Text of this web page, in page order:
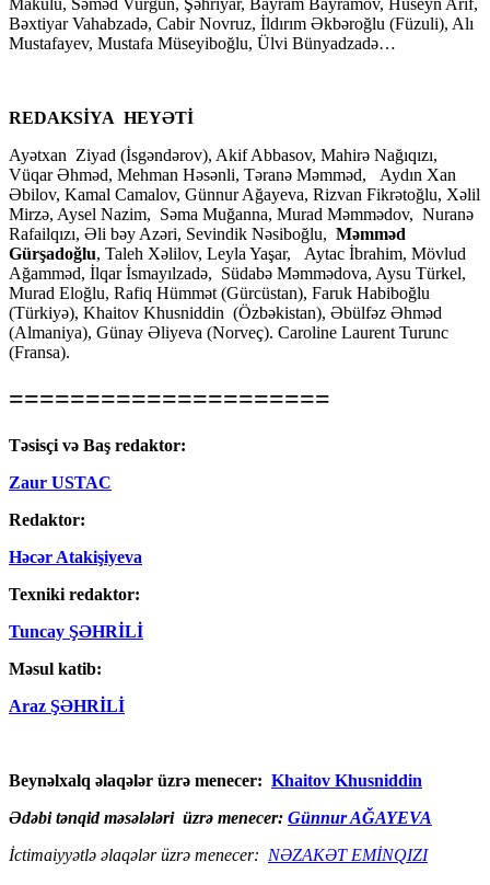
Makulu, Səməd Vurğun, Şəhriyar, Bayram Bayramov, Hüseyn Arif,
Bəxtiyar Vahabzadə, Cabir Novruz, İldırım Əkbəroğlu (Füzuli), Alı
Mustafayev, Mustafa Müseyiboğlu, Ülvi Bünyadzadə…
REDAKSİYA HEYƏTİ
Ayətxan Ziyad (İsgəndərov), Akif Abbasov, Mahirə Nağıqızı,
Vüqar Əhməd, Mehman Həsənli, Təranə Məmməd, Aydın Xan
Əbilov, Kamal Camalov, Günnur Ağayeva, Rizvan Fikrətoğlu, Xəlil
Mirzə, Aysel Nazim, Səma Muğanna, Murad Məmmədov, Nuranə
Rafailqızı, Əli bəy Azəri, Sevindik Nəsiboğlu, Məmməd
Gürşadoğlu, Taleh Xəlilov, Leyla Yaşar, Aytac İbrahim, Mövlud
Ağamməd, İlqar İsmayılzadə, Südabə Məmmədova, Aysu Türkel,
Murad Eloğlu, Rafiq Hümmət (Gürcüstan), Faruk Habiboğlu
(Türkiyə), Khaitov Khusniddin (Özbəkistan), Əbülfəz Əhməd
(Almaniya), Günay Əliyeva (Norveç). Caroline Laurent Turunc
(Fransa).
=====================
Təsisçi və Baş redaktor:
Zaur USTAC
Redaktor:
Həcər Atakişiyeva
Texniki redaktor:
Tuncay ŞƏHRİLİ
Məsul katib:
Araz ŞƏHRİLİ
Beynəlxalq əlaqələr üzrə menecer: Khaitov Khusniddin
Ədəbi tənqid məsələləri üzrə menecer: Günnur AĞAYEVA
İctimaiyyətlə əlaqələr üzrə menecer: NƏZAKƏT EMİNQIZI